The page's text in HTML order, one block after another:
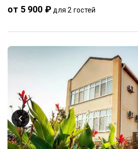
от 5 900 ₽ для 2 гостей